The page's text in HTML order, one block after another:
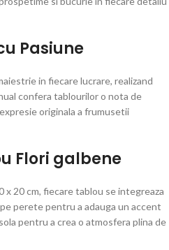
Pasiune
in fiecare lucrare, realizand
confera tablourilor o nota de
originala a frumusetii
Flori galbene
x 20 cm, fiecare tablou se integreaza
perete pentru a adauga un accent
pentru a crea o atmosfera plina de